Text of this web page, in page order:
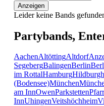
Anzeigen
Leider keine Bands
Partybands,
AachenAltöttingAltdorf
SegebergBalingenBerlin
im RottalHamburg
(Bodensee)München
am InnOwenParkstetten
InnUhingenVeitshöchheim